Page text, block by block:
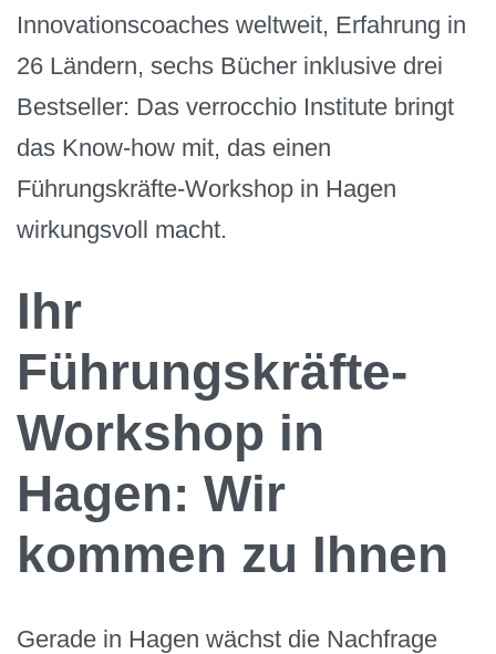
Innovationscoaches weltweit, Erfahrung in
26 Ländern, sechs Bücher inklusive drei
Bestseller: Das verrocchio Institute bringt
das Know-how mit, das einen
Führungskräfte-Workshop in Hagen
wirkungsvoll macht.
Ihr
Führungskräfte-
Workshop in
Hagen: Wir
kommen zu Ihnen
Gerade in Hagen wächst die Nachfrage